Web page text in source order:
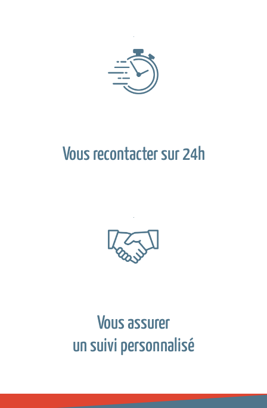
Vous recontacter sur 24h
Vous assurer
un suivi personnalisé